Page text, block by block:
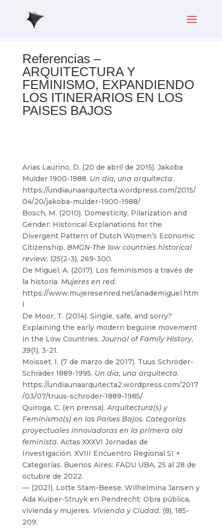
Referencias –
ARQUITECTURA Y
FEMINISMO, EXPANDIENDO
LOS ITINERARIOS EN LOS
PAISES BAJOS
Arias Laurino, D. (20 de abril de 2015). Jakoba
Mulder 1900-1988. Un día, una arquitecta.
https://undiaunaarquitecta.wordpress.com/2015/
04/20/jakoba-mulder-1900-1988/
Bosch, M. (2010). Domesticity, Pilarization and
Gender: Historical Explanations for the
Divergent Pattern of Dutch Women’s Economic
Citizenship. BMGN-The low countries historical
review, 125(2-3), 269-300.
De Miguel, A. (2017). Los feminismos a través de
la historia. Mujeres en red.
https://www.mujeresenred.net/anademiguel.htm
l
De Moor, T. (2014). Single, safe, and sorry?
Explaining the early modern beguine movement
in the Low Countries.Journal of Family History,
39(1), 3-21.
Moisset, I. (7 de marzo de 2017). Tuus Schröder-
Schräder 1889-1995. Un día, una arquitecta.
https://undiaunaarquitecta2.wordpress.com/2017
/03/07/truus-schroder-1889-1985/
Quiroga, C. (en prensa).Arquitectura(s) y
Feminismo(s) en los Países Bajos. Categorías
proyectuales innovadoras en la primera ola
feminista. Actas XXXVI Jornadas de
Investigación. XVIII Encuentro Regional SI +
Categorías. Buenos Aires: FADU UBA, 25 al 28 de
octubre de 2022.
— (2021). Lotte Stam-Beese, Wilhelmina Jansen y
Ada Kuiper-Struyk en Pendrecht: Obra pública,
vivienda y mujeres. Vivienda y Ciudad, (8), 185-
209.